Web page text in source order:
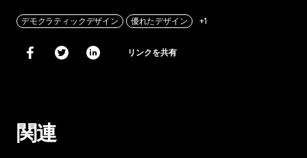
リンクを共有
デモクラティックデザイン 優れたデザイン +1
関連